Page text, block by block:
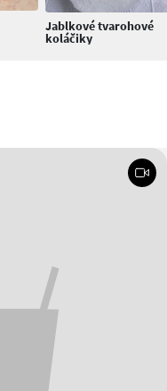
Jablkové tvarohové
koláčiky